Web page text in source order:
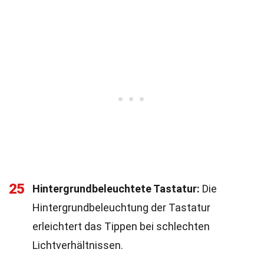
25 Hintergrundbeleuchtete Tastatur: Die
Hintergrundbeleuchtung der Tastatur
erleichtert das Tippen bei schlechten
Lichtverhältnissen.